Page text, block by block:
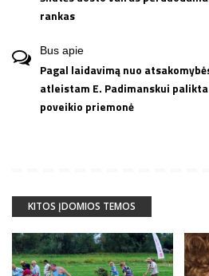
rankas
Bus apie
Pagal laidavimą nuo
atleistam E. Padimanskui
poveikio priemonė
KITOS ĮDOMIOS TEMOS